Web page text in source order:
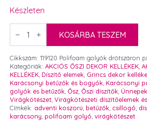
Készleten
Polifoam
golyók
BIG
25
mm
10
db
mennyiség
KOSÁRBA TESZEM
Cikkszám: 119120 Polifoam golyók drótszáron
Kategóriák: AKCIÓS ŐSZI DEKOR KELLÉKEK,
KELLÉKEK, Díszítő elemek, Grincs dekor
Karácsonyi betűzők és bogyók, Karácsonyi
golyók és betűzők, Ősz, Őszi díszítők,
Virágkötészet, Virágkötészeti díszítőelemek
Címkék: adventi koszorú, betűzők, csillogó,
karácsony, polifoam golyó, virágkötészet